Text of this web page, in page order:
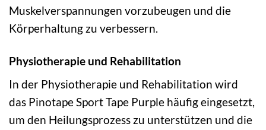
Muskelverspannungen vorzubeugen und die
Körperhaltung zu verbessern.
Physiotherapie und Rehabilitation
In der Physiotherapie und Rehabilitation wird
das Pinotape Sport Tape Purple häufig eingesetzt,
um den Heilungsprozess zu unterstützen und die